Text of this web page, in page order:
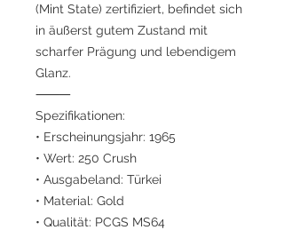
(Mint State) zertifiziert, befindet sich
in äußerst gutem Zustand mit
scharfer Prägung und lebendigem
Glanz.
⸻
Spezifikationen:
• Erscheinungsjahr: 1965
• Wert: 250 Crush
• Ausgabeland: Türkei
• Material: Gold
• Qualität: PCGS MS64